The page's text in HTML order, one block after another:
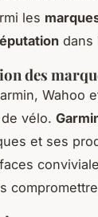
les
dans
des
Wahoo
vélo.
et ses